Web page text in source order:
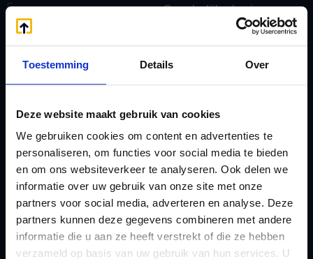
Toestemming Details Over
Deze website maakt gebruik van cookies
We gebruiken cookies om content en advertenties te
personaliseren, om functies voor social media te bieden
en om ons websiteverkeer te analyseren. Ook delen we
informatie over uw gebruik van onze site met onze
partners voor social media, adverteren en analyse. Deze
partners kunnen deze gegevens combineren met andere
informatie die u aan ze heeft verstrekt of die ze hebben
verzameld op basis van uw gebruik van hun services. U
E
eHerkenning voor uw
Stamrecht BV
Emigratie
Fiscale waardering
Flex BV oprichten of
omzetten
Geleidebiljet jaarstukken
2023
Onzakelijke lening
Stamrecht BV
banksparen
Overgang naar
Stamrecht BV
P
Pensioen BV
Pensioen BV bij
overlijden